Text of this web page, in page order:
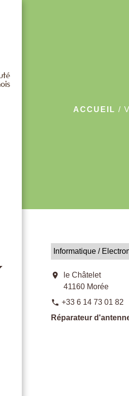
ACCUEIL /
Informatique /
location_on
le Châtelet
41160 Morée
phone +33 6 14 73 01 82
Réparateur